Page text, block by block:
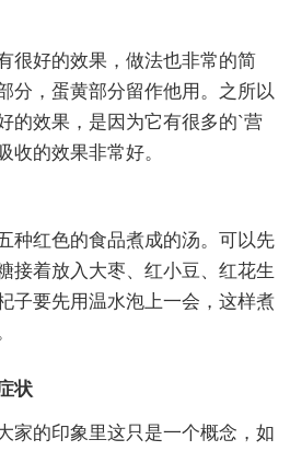
很好的效果，做法也非常的简
分，蛋黄部分留作他用。之所以
的效果，是因为它有很多的`营
收的效果非常好。
种红色的食品煮成的汤。可以先
接着放入大枣、红小豆、红花生
子要先用温水泡上一会，这样煮
状
家的印象里这只是一个概念，如